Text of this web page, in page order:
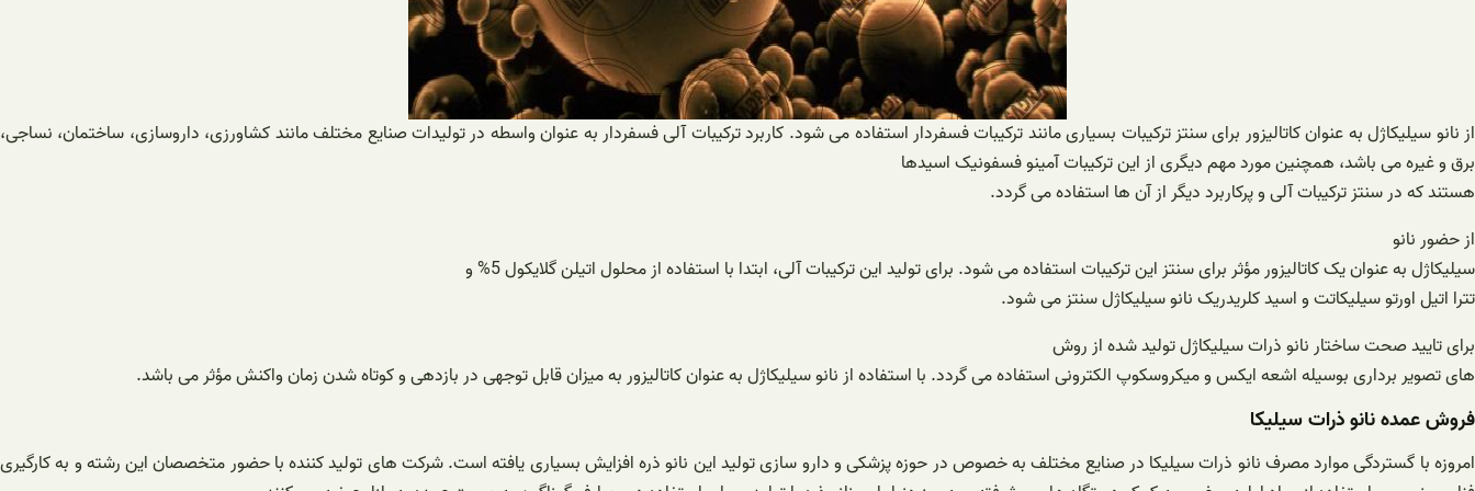
از نانو سیلیکاژل به عنوان کاتالیزور برای سنتز ترکیبات بسیاری مانند ترکیبات فسفردار استفاده می شود. کاربرد ترکیبات آلی فسفردار به عنوان واسطه در تولیدات صنایع مختلف مانند کشاورزی، داروسازی، ساختمان، نساجی،
برق و غیره می باشد، همچنین مورد مهم دیگری از این ترکیبات آمینو فسفونیک اسیدها
هستند که در سنتز ترکیبات آلی و پرکاربرد دیگر از آن ها استفاده می گردد.
از حضور نانو
سیلیکاژل به عنوان یک کاتالیزور مؤثر برای سنتز این ترکیبات استفاده می شود. برای تولید این ترکیبات آلی، ابتدا با استفاده از محلول اتیلن گلایکول 5% و
تترا اتیل اورتو سیلیکاتت و اسید کلریدریک نانو سیلیکاژل سنتز می شود.
برای تایید صحت ساختار نانو ذرات سیلیکاژل تولید شده از روش
های تصویر برداری بوسیله اشعه ایکس و میکروسکوپ الکترونی استفاده می گردد. با استفاده از نانو سیلیکاژل به عنوان کاتالیزور به میزان قابل توجهی در بازدهی و کوتاه شدن زمان واکنش مؤثر می باشد.
فروش عمده نانو ذرات سیلیکا
امروزه با گستردگی موارد مصرف نانو ذرات سیلیکا در صنایع مختلف به خصوص در حوزه پزشکی و دارو سازی تولید این نانو ذره افزایش بسیاری یافته است. شرکت های تولید کننده با حضور متخصصان این رشته و به کارگیری